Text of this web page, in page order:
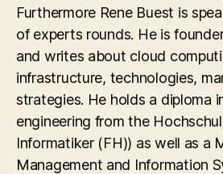
Furthermore Rene Buest is
of experts rounds. He is
and writes about cloud
infrastructure, technologies,
strategies. He holds a diploma
engineering from the
Informatiker (FH)) as well as a
Management and Information